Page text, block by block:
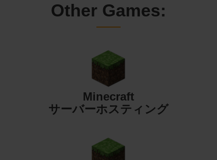
Other Games:
Minecraft
サーバーホスティング